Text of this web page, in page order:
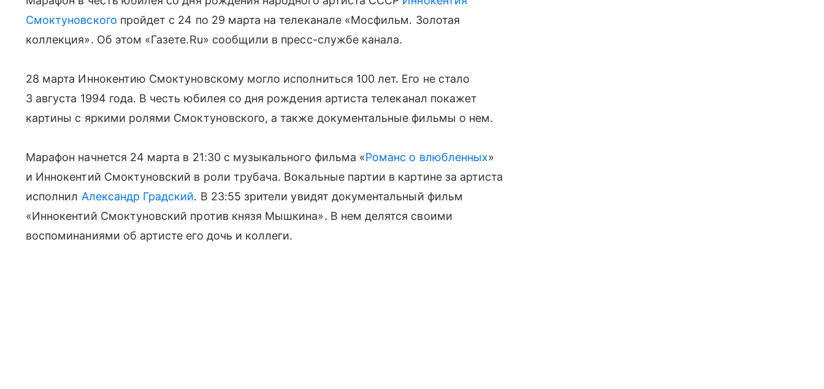
Смоктуновского пройдет с 24 по 29 марта на телеканале «Мосфильм. Золотая
коллекция». Об этом «Газете.Ru» сообщили в пресс-службе канала.
28 марта Иннокентию Смоктуновскому могло исполниться 100 лет. Его не стало
3 августа 1994 года. В честь юбилея со дня рождения артиста телеканал покажет
картины с яркими ролями Смоктуновского, а также документальные фильмы о нем.
Марафон начнется 24 марта в 21:30 с музыкального фильма «Романс о влюбленных»
и Иннокентий Смоктуновский в роли трубача. Вокальные партии в картине за артиста
исполнил Александр Градский. В 23:55 зрители увидят документальный фильм
«Иннокентий Смоктуновский против князя Мышкина». В нем делятся своими
воспоминаниями об артисте его дочь и коллеги.